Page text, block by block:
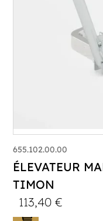
655.102.00.00
ÉLEVATEUR
TIMON
113,40€